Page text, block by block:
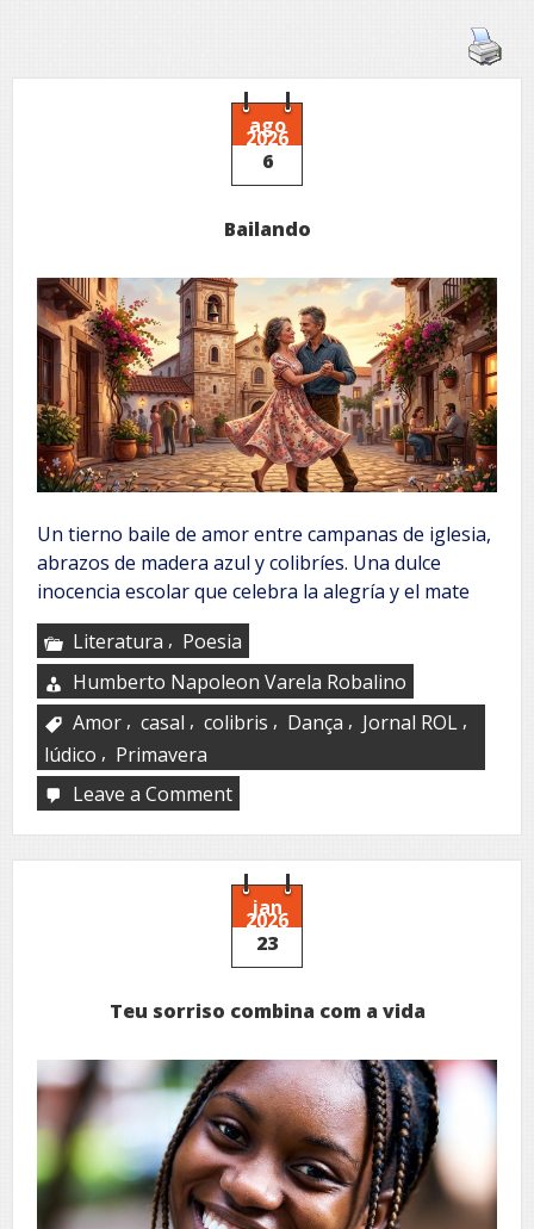
ago
2026
6
Bailando
Un tierno baile de amor entre campanas de iglesia,
abrazos de madera azul y colibríes. Una dulce
inocencia escolar que celebra la alegría y el mate
Literatura , Poesia
Humberto Napoleon Varela Robalino
Amor , casal , colibris , Dança , Jornal ROL ,
lúdico , Primavera
Leave a Commenton
jan
2026
23
Teu sorriso combina com a vida